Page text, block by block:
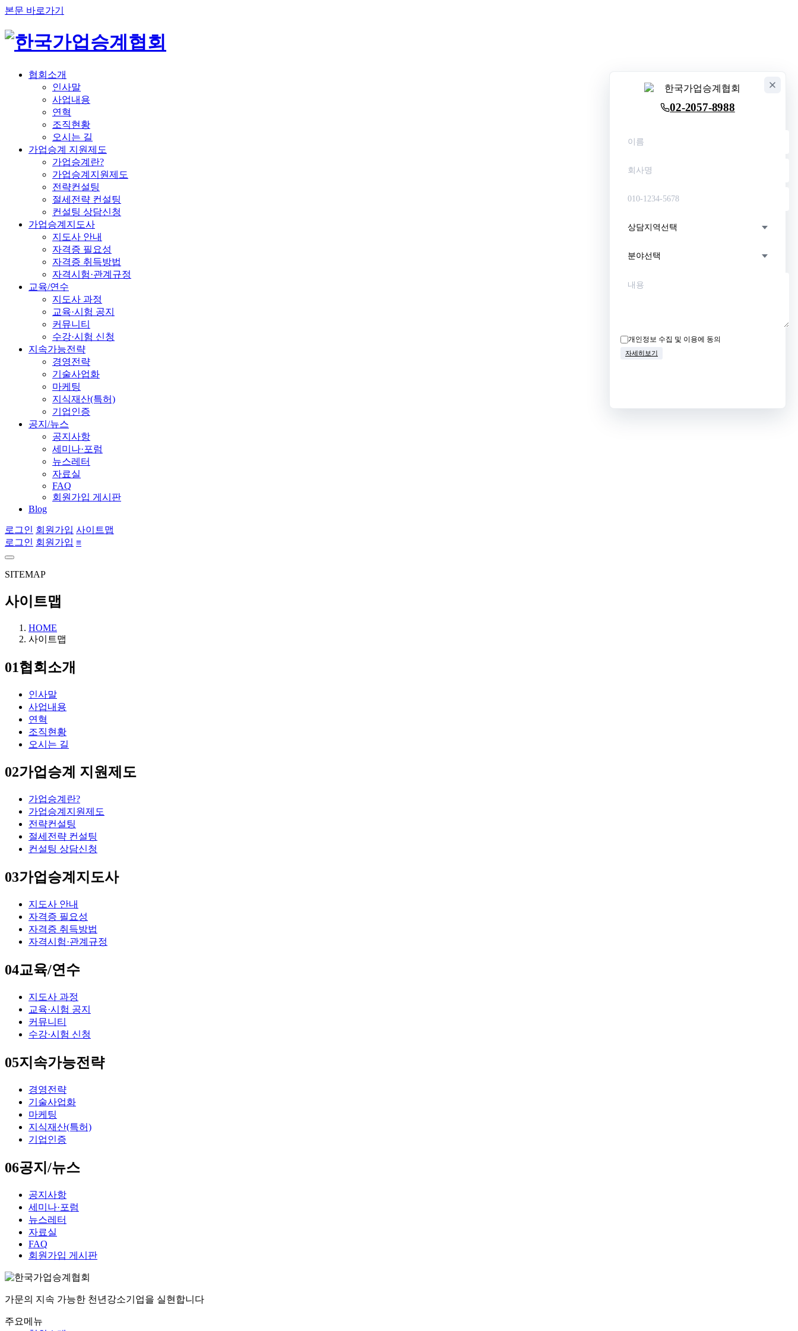
본문 바로가기
협회소개
인사말
사업내용
연혁
조직현황
오시는 길
가업승계 지원제도
가업승계란?
가업승계지원제도
전략컨설팅
절세전략 컨설팅
컨설팅 상담신청
가업승계지도사
지도사 안내
자격증 필요성
자격증 취득방법
자격시험·관계규정
교육/연수
지도사 과정
교육·시험 공지
커뮤니티
수강·시험 신청
지속가능전략
경영전략
기술사업화
마케팅
지식재산(특허)
기업인증
공지/뉴스
공지사항
세미나·포럼
뉴스레터
자료실
FAQ
회원가입 게시판
Blog
로그인 회원가입 사이트맵
로그인 회원가입 ≡
SITEMAP
사이트맵
HOME
사이트맵
01협회소개
인사말
사업내용
연혁
조직현황
오시는 길
02가업승계 지원제도
가업승계란?
가업승계지원제도
전략컨설팅
절세전략 컨설팅
컨설팅 상담신청
03가업승계지도사
지도사 안내
자격증 필요성
자격증 취득방법
자격시험·관계규정
04교육/연수
지도사 과정
교육·시험 공지
커뮤니티
수강·시험 신청
05지속가능전략
경영전략
기술사업화
마케팅
지식재산(특허)
기업인증
06공지/뉴스
공지사항
세미나·포럼
뉴스레터
자료실
FAQ
회원가입 게시판
가문의 지속 가능한 천년강소기업을 실현합니다
주요메뉴
02-2057-8988
개인정보 수집 및 이용에 동의
자세히보기